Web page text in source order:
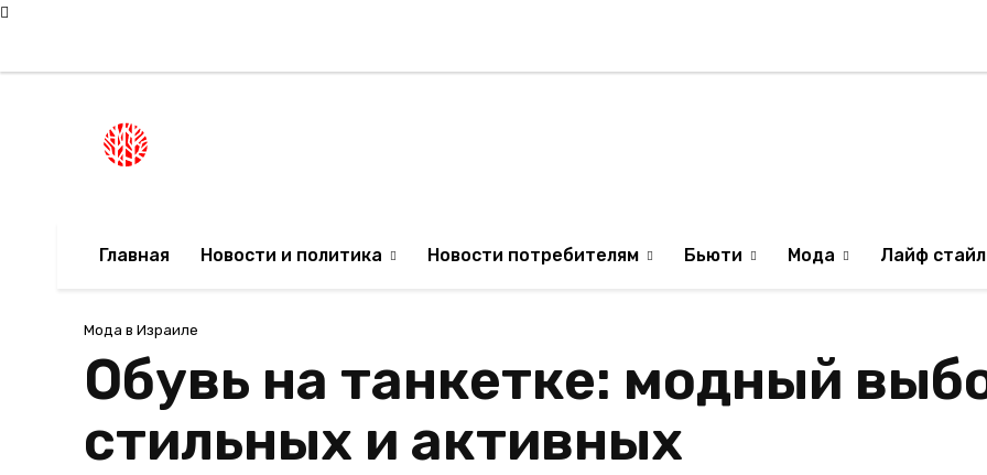
Главная Новости и политика Новости потребителям Бьюти Мода Лайф стайл
Мода в Израиле
Обувь на танкетке: модный
стильных и активных